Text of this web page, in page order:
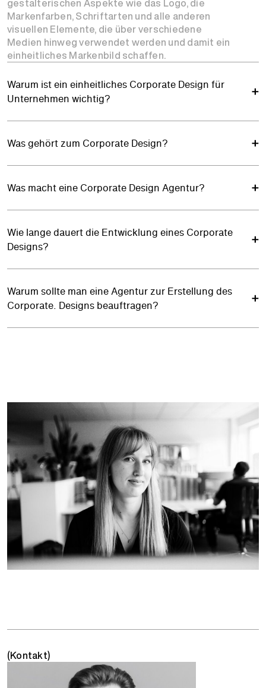
Markenfarben, Schriftarten und alle anderen
visuellen Elemente, die über verschiedene
Medien hinweg verwendet werden und damit ein
einheitliches Markenbild schaffen.
Warum ist ein einheitliches Corporate Design für
Unternehmen wichtig?
Was gehört zum Corporate Design?
Was macht eine Corporate Design Agentur?
Wie lange dauert die Entwicklung eines Corporate
Designs?
Warum sollte man eine Agentur zur Erstellung des
Corporate. Designs beauftragen?
(Kontakt)